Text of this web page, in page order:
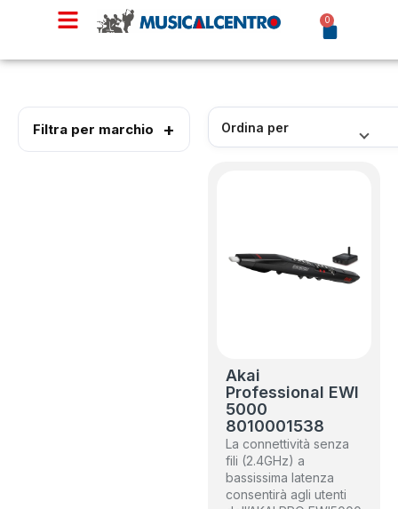
0
Filtra per marchio
Akai
Professional EWI
5000
8010001538
La connettività senza
fili (2.4GHz) a
bassissima latenza
consentirà agli utenti